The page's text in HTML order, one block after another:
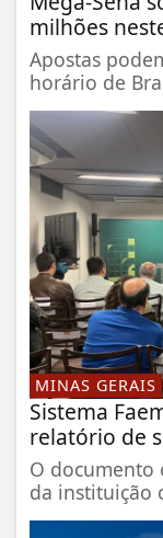
milhões
Apostas
horário de
MINAS GERAIS
Sistema
relatório de
O documento
da instituição